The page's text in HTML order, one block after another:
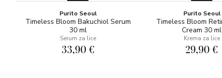
Purito Seoul
Timeless Bloom Bakuchiol Serum
30 ml
Serum za lice
33,90 €
Purito Seoul
Timeless Bloom
Cream 30 ml
Krema za lice
29,90 €